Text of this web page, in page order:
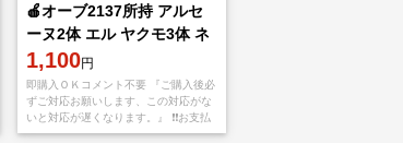
🍎オーブ2137所持 アルセ
ーヌ2体 エル ヤクモ3体 ネ
オ マサムネ🍎
1,100円
即購入ＯＫコメント不要 『ご購入後必
ずご対応お願いします、この対応がな
いと対応が遅くなります。』 ❗️❗️お支払
い後、アプリをappStoreもしくは